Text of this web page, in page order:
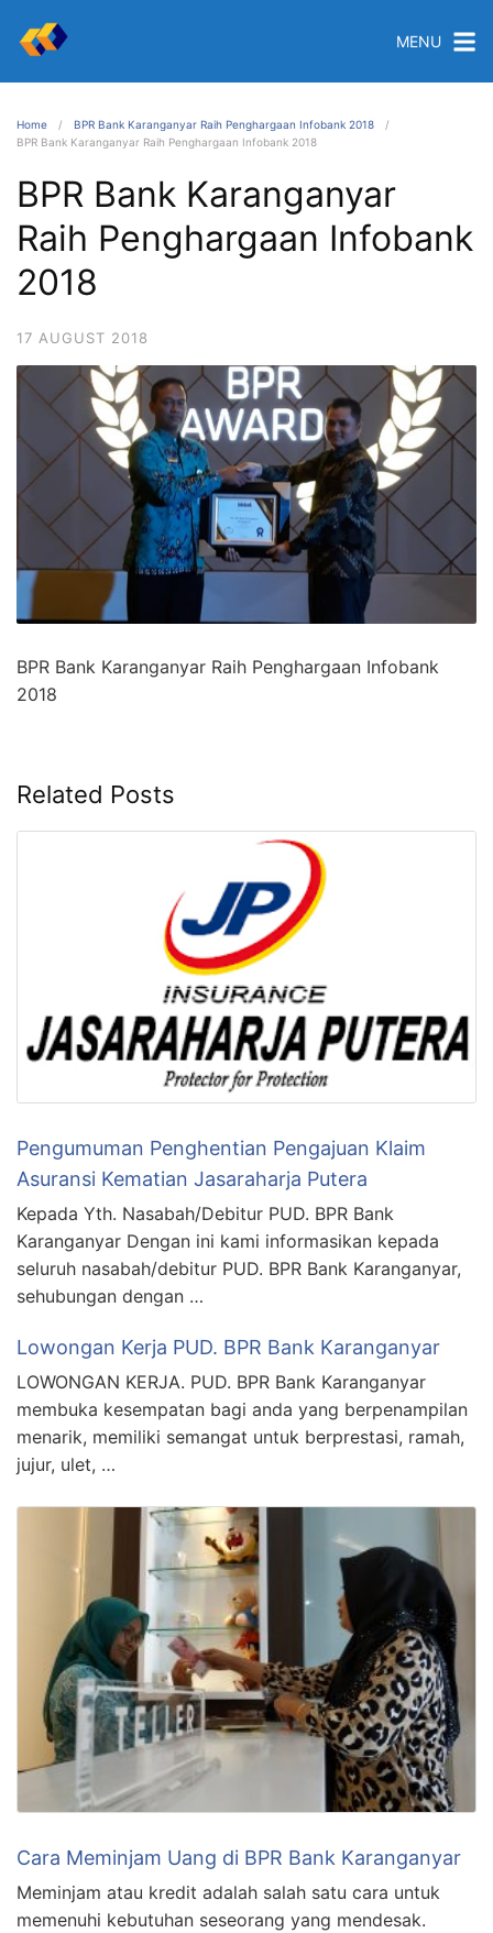
MENU
Home
BPR Bank Karanganyar Raih Penghargaan Infobank 2018
BPR Bank Karanganyar Raih Penghargaan Infobank 2018
BPR Bank Karanganyar
Raih Penghargaan Infobank
2018
17 AUGUST 2018
BPR Bank Karanganyar Raih Penghargaan Infobank
2018
Related Posts
Pengumuman Penghentian Pengajuan Klaim
Asuransi Kematian Jasaraharja Putera
Kepada Yth. Nasabah/Debitur PUD. BPR Bank
Karanganyar Dengan ini kami informasikan kepada
seluruh nasabah/debitur PUD. BPR Bank Karanganyar,
sehubungan dengan …
Lowongan Kerja PUD. BPR Bank Karanganyar
LOWONGAN KERJA. PUD. BPR Bank Karanganyar
membuka kesempatan bagi anda yang berpenampilan
menarik, memiliki semangat untuk berprestasi, ramah,
jujur, ulet, …
Cara Meminjam Uang di BPR Bank Karanganyar
Meminjam atau kredit adalah salah satu cara untuk
memenuhi kebutuhan seseorang yang mendesak.